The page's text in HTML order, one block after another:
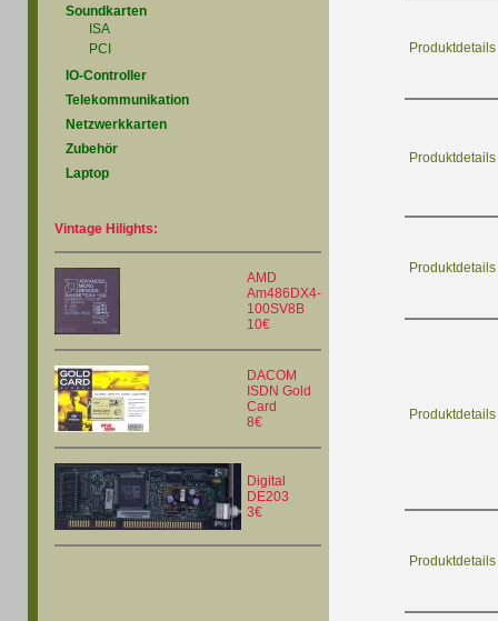
Soundkarten
ISA
PCI
IO-Controller
Telekommunikation
Netzwerkkarten
Zubehör
Laptop
Vintage Hilights:
AMD
Am486DX4-
100SV8B
10€
DACOM
ISDN Gold
Card
8€
Digital
DE203
3€
Produktdetails
Produktdetails
Produktdetails
Produktdetails
Produktdetails